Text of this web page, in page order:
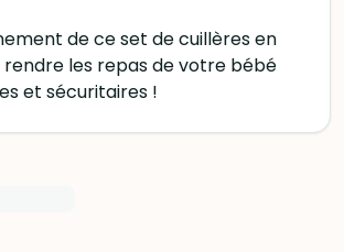
de ce set de cuillères en
rendre les repas de votre bébé
et sécuritaires !